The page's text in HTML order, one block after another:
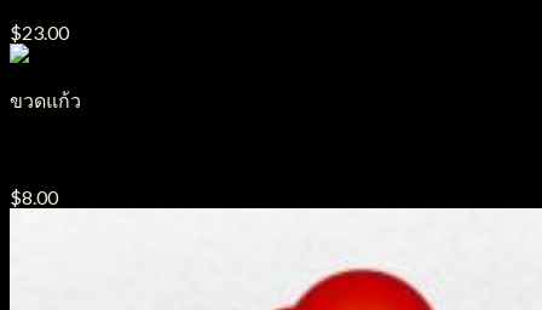
$23.00
ขวดแก้ว
$8.00